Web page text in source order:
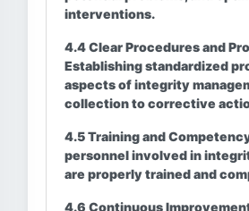
interventions.
4.4 Clear Procedures and
Establishing standardized
aspects of integrity
collection to corrective
4.5 Training and
personnel involved in
are properly trained and
4.6 Continuous